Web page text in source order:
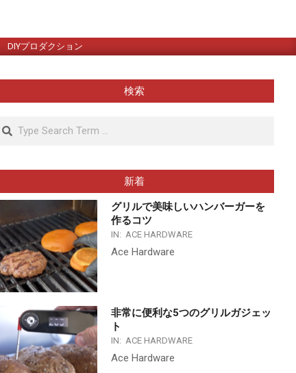
DIYプロダクション
検索
Search
新着
グリルで美味しいハンバーガーを
作るコツ
IN: ACE HARDWARE
Ace Hardware
非常に便利な5つのグリルガジェッ
ト
IN: ACE HARDWARE
Ace Hardware